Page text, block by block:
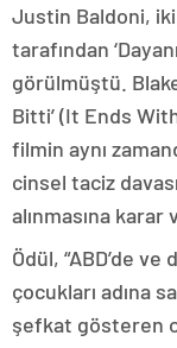
Justin Baldoni,
tarafından
görülmüştü.
Bitti’ (It Ends
filmin aynı
cinsel taciz
alınmasına karar
Ödül, “ABD’de ve
çocukları adına
şefkat gösteren